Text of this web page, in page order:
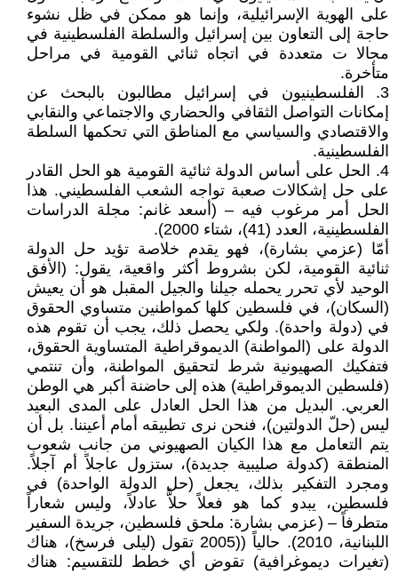
على الهوية الإسرائيلية، وإنما هو ممكن في ظل نشوء
حاجة إلى التعاون بين إسرائيل والسلطة الفلسطينية في
مجالا ت متعددة في اتجاه ثنائي القومية في مراحل
متأخرة.
3. الفلسطينيون في إسرائيل مطالبون بالبحث عن
إمكانات التواصل الثقافي والحضاري والاجتماعي والنقابي
والاقتصادي والسياسي مع المناطق التي تحكمها السلطة
الفلسطينية.
4. الحل على أساس الدولة ثنائية القومية هو الحل القادر
على حل إشكالات صعبة تواجه الشعب الفلسطيني. هذا
الحل أمر مرغوب فيه – (أسعد غانم: مجلة الدراسات
الفلسطينية، العدد (41)، شتاء 2000).
أمّا (عزمي بشارة)، فهو يقدم خلاصة تؤيد حل الدولة
ثنائية القومية، لكن بشروط أكثر واقعية، يقول: (الأفق
الوحيد لأي تحرر يحمله جيلنا والجيل المقبل هو أن يعيش
(السكان)، في فلسطين كلها كمواطنين متساوي الحقوق
في (دولة واحدة). ولكي يحصل ذلك، يجب أن تقوم هذه
الدولة على (المواطنة) الديموقراطية المتساوية الحقوق،
فتفكيك الصهيونية شرط لتحقيق المواطنة، وأن تنتمي
(فلسطين الديموقراطية) هذه إلى حاضنة أكبر هي الوطن
العربي. البديل من هذا الحل العادل على المدى البعيد
ليس (حلّ الدولتين)، فنحن نرى تطبيقه أمام أعيننا. بل أن
يتم التعامل مع هذا الكيان الصهيوني من جانب شعوب
المنطقة (كدولة صليبية جديدة)، ستزول عاجلاً أم آجلاً.
ومجرد التفكير بذلك، يجعل (حل الدولة الواحدة) في
فلسطين، يبدو كما هو فعلاً حلاًّ عادلاً، وليس شعاراً
متطرفاً – (عزمي بشارة: ملحق فلسطين، جريدة السفير
اللبنانية، 2010). حالياً ((2005 تقول (ليلى فرسخ)، هناك
(تغيرات ديموغرافية) تقوض أي خطط للتقسيم: هناك